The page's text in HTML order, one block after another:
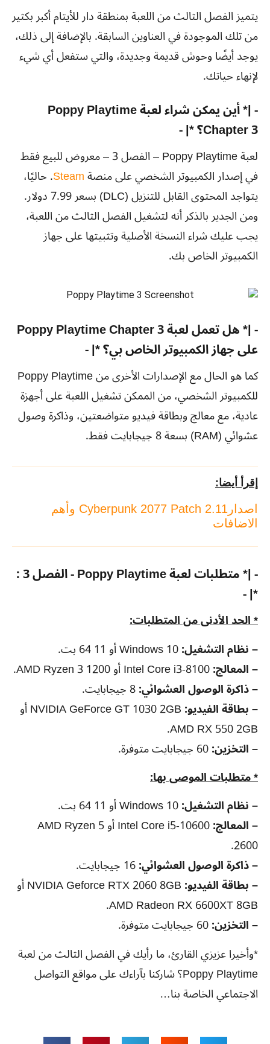
يتميز الفصل الثالث من اللعبة بمنطقة دار للأيتام أكبر بكثير
من تلك الموجودة في العناوين السابقة. بالإضافة إلى ذلك،
يوجد أيضًا وحوش قديمة وجديدة، والتي ستفعل أي شيء
لإنهاء حياتك.
- |* أين يمكن شراء لعبة Poppy Playtime
Chapter 3؟ *| -
لعبة Poppy Playtime – الفصل 3 – معروض للبيع فقط
في إصدار الكمبيوتر الشخصي على منصةSteam. حاليًا،
يتواجد المحتوى القابل للتنزيل (DLC) بسعر 7.99 دولار.
ومن الجدير بالذكر أنه لتشغيل الفصل الثالث من اللعبة،
يجب عليك شراء النسخة الأصلية وتثبيتها على جهاز
الكمبيوتر الخاص بك.
- |* هل تعمل لعبة Poppy Playtime Chapter 3
على جهاز الكمبيوتر الخاص بي؟ *| -
كما هو الحال مع الإصدارات الأخرى من Poppy Playtime
للكمبيوتر الشخصي، من الممكن تشغيل اللعبة على أجهزة
عادية، مع معالج وبطاقة فيديو متواضعتين، وذاكرة وصول
عشوائي (RAM) بسعة 8 جيجابايت فقط.
إقرأ أيضا:
اصدارCyberpunk 2077 Patch 2.11 وأهم
الاضافات
- |* متطلبات لعبة Poppy Playtime - الفصل 3 :
*| -
* الحد الأدنى من المتطلبات:
– نظام التشغيل:
– المعالج:
– ذاكرة الوصول العشوائي:
– بطاقة الفيديو:
NVIDIA GeForce GT 1030 2GB أو
AMD RX 550 2GB.
– التخزين:
* متطلبات الموصى بها:
– نظام التشغيل:
– المعالج:
Intel Core i5-10600 أو AMD Ryzen 5
2600.
– ذاكرة الوصول العشوائي:
– بطاقة الفيديو:
NVIDIA Geforce RTX 2060 8GB أو
AMD Radeon RX 6600XT 8GB.
– التخزين:
*وأخيرا عزيزي القارئ، ما رأيك في الفصل الثالث من لعبة
Poppy Playtime؟ شاركنا بآراءك على مواقع التواصل
الاجتماعي الخاصة بنا…